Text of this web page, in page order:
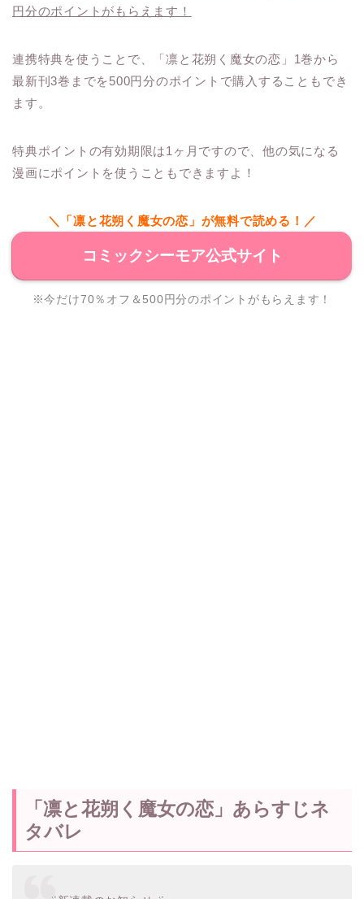
円分のポイントがもらえます！
連携特典を使うことで、「凛と花朔く魔女の恋」1巻から
最新刊3巻までを500円分のポイントで購入することもでき
ます。
特典ポイントの有効期限は1ヶ月ですので、他の気になる
漫画にポイントを使うこともできますよ！
＼「凛と花朔く魔女の恋」が無料で読める！／
コミックシーモア公式サイト
※今だけ70％オフ＆500円分のポイントがもらえます！
「凛と花朔く魔女の恋」あらすじネ
タバレ